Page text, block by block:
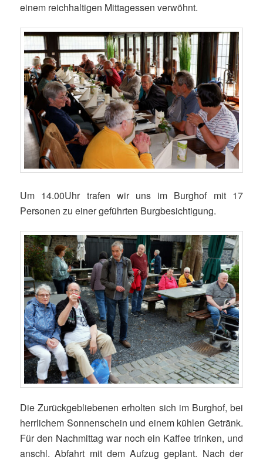
einem reichhaltigen Mittagessen verwöhnt.
Um 14.00Uhr trafen wir uns im Burghof mit 17
Personen zu einer geführten Burgbesichtigung.
Die Zurückgebliebenen erholten sich im Burghof, bei
herrlichem Sonnenschein und einem kühlen Getränk.
Für den Nachmittag war noch ein Kaffee trinken, und
anschl. Abfahrt mit dem Aufzug geplant. Nach der